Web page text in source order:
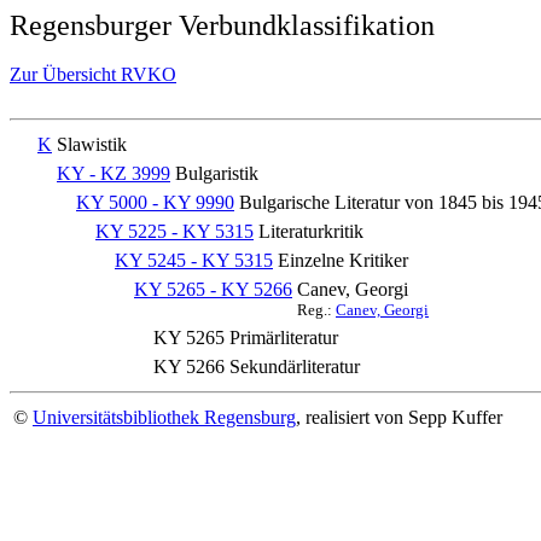
Regensburger Verbundklassifikation
Zur Übersicht RVKO
K Slawistik
KY - KZ 3999 Bulgaristik
KY 5000 - KY 9990 Bulgarische Literatur von 1845 bis
KY 5225 - KY 5315 Literaturkritik
KY 5245 - KY 5315 Einzelne Kritiker
KY 5265 - KY 5266 Canev, Georgi
Reg.: Canev, Georgi
KY 5265 Primärliteratur
KY 5266 Sekundärliteratur
© Universitätsbibliothek Regensburg, realisiert von Sepp Kuffer